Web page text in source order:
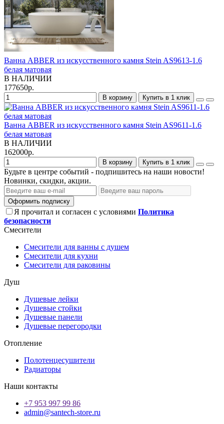
Ванна ABBER из искусственного камня Stein AS9613-1.6
белая матовая
В НАЛИЧИИ
177650р.
В корзину Купить в 1 клик
Ванна ABBER из искусственного камня Stein AS9611-1.6
белая матовая
В НАЛИЧИИ
162000р.
В корзину Купить в 1 клик
Будьте в центре событий - подпишитесь на наши новости!
Новинки, скидки, акции.
Оформить подписку
Я прочитал и согласен с условиями Политика
безопасности
Смесители
Смесители для ванны с душем
Смесители для кухни
Смесители для раковины
Душ
Душевые лейки
Душевые стойки
Душевые панели
Душевые перегородки
Отопление
Полотенцесушители
Радиаторы
Наши контакты
+7 953 997 99 86
admin@santech-store.ru